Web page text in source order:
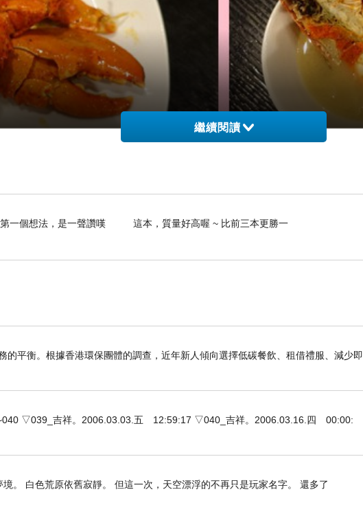
繼續閱讀
第一個想法，是一聲讚嘆 這本，質量好高喔 ~ 比前三本更勝一
平衡。根據香港環保團體的調查，近年新人傾向選擇低碳餐飲、租借禮服、減少即
▽039_吉祥。2006.03.03.五 12:59:17 ▽040_吉祥。2006.03.16.四 00:00:
。 白色荒原依舊寂靜。 但這一次，天空漂浮的不再只是玩家名字。 還多了